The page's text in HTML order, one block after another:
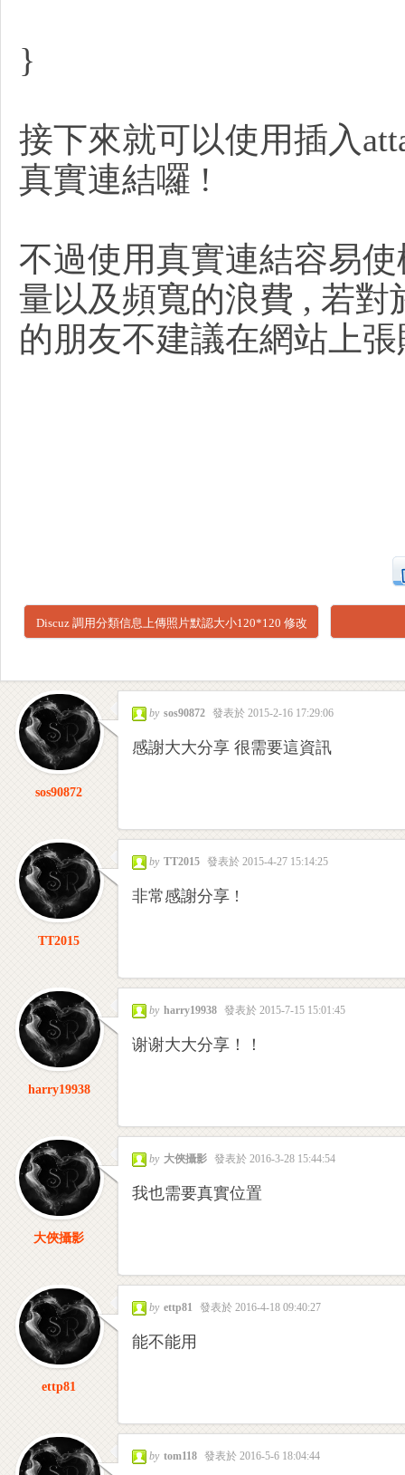
}
接下來就可以使用插入
真實連結囉 !
不過使用真實連結容易
量以及頻寬的浪費 , 若
的朋友不建議在網站上
Discuz 調用分類信息上傳照片默認大小120*120 修改
sos90872
by sos90872 發表於 2015-2-16 17:29:06
感謝大大分享 很需要這資訊
TT2015
by TT2015 發表於 2015-4-27 15:14:25
非常感謝分享 !
harry19938
by harry19938 發表於 2015-7-15 15:01:45
谢谢大大分享！！
大俠攝影
by 大俠攝影 發表於 2016-3-28 15:44:54
我也需要真實位置
ettp81
by ettp81 發表於 2016-4-18 09:40:27
能不能用
by tom118 發表於 2016-5-6 18:04:44